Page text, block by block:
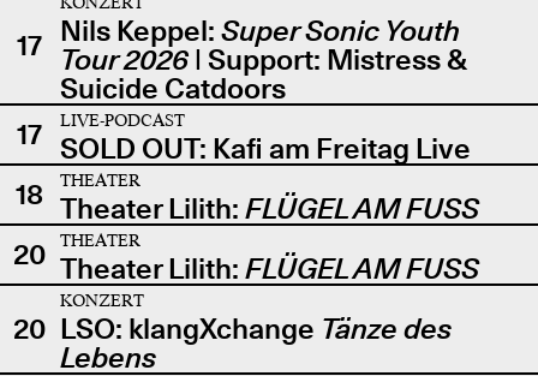
17 Nils Keppel: Super Sonic Youth
Tour 2026| Support: Mistress &
Suicide Catdoors
17
LIVE-PODCAST
SOLD OUT: Kafi am Freitag Live
18
THEATER
Theater Lilith: FLÜGEL AM FUSS
20
THEATER
Theater Lilith: FLÜGEL AM FUSS
20
KONZERT
LSO: klangXchange Tänze des
Lebens